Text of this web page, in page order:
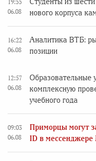
19:55
06.08
нового корпуса
16:22
06.08
Аналитика ВТБ:
позиции
12:57
06.08
Образовательные
комплексную
учебного года
09:03
06.08
Приморцы могут
ID в мессенджере